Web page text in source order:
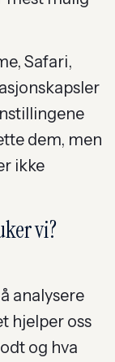
Safari,
dem, men
ikke
vi?
analysere
hjelper oss
og hva